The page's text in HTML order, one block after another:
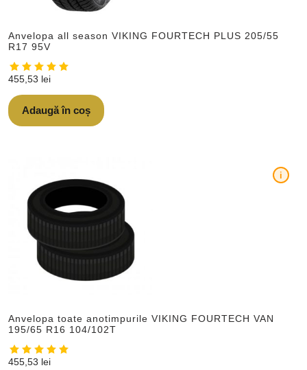
Anvelopa all season VIKING FOURTECH PLUS 205/55
R17 95V
455,53 lei
Adaugă în coș
Anvelopa toate anotimpurile VIKING FOURTECH VAN
195/65 R16 104/102T
i
455,53 lei